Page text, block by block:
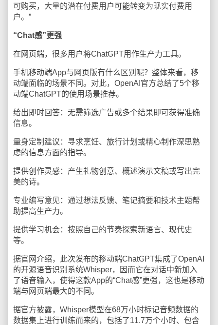
可购买，大量的潜在付费用户可能转变为现实付费用
户。”
“Chat感”更强
在网页端，很多用户将ChatGPT用作生产力工具。
手机移动端App与网页版有什么区别呢？整体来看，移
动端面临的场景不同。对此，OpenAI官方总结了5个移
动端ChatGPT的使用场景推荐。
给出即时回答：无需筛选广告或多个结果即可获得准确
信息。
量身定制建议：寻求烹饪、旅行计划或精心制作深思熟
虑的信息方面的指导。
提供创作灵感：产生礼物创意、概述演示文稿或写出完
美的诗。
专业编写意见：通过想法反馈、笔记摘要和技术主题帮
助提高生产力。
提供学习机会：按照自己的节奏探索新语言、现代史
等。
据官网介绍，此次发布的移动端ChatGPT集成了OpenAI
的开源语音识别系统Whisper，因而它在对话中新加入
了语音输入，使得这款App的“Chat感”更强，这也是移动
端与网页端最大的不同。
据官方披露，Whisper模型在68万小时标记音频数据的
数据集上进行训练而来的，包括了11.7万个小时、包含